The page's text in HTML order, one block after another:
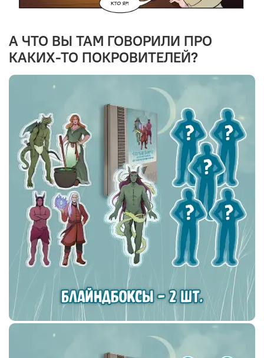
А ЧТО ВЫ ТАМ ГОВОРИЛИ ПРО
КАКИХ-ТО ПОКРОВИТЕЛЕЙ?